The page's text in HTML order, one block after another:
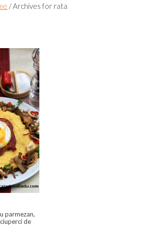
/Archives for rata
parmezan,
de